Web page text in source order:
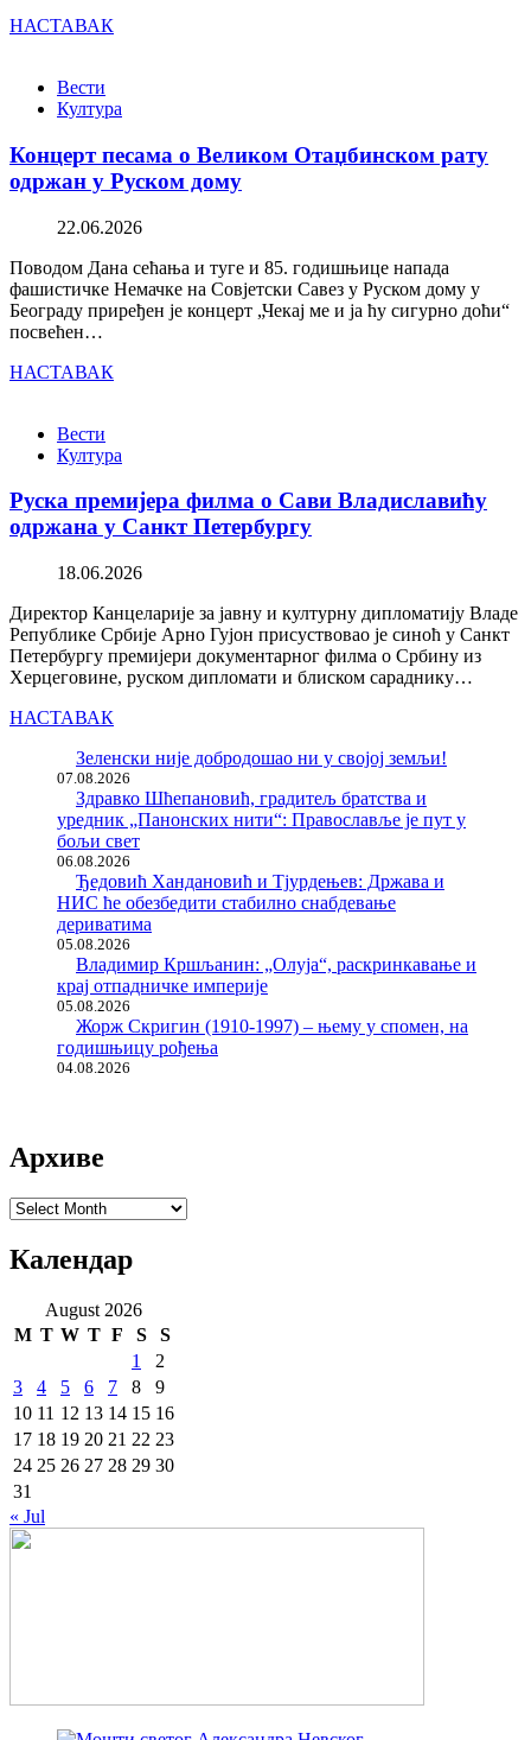
НАСТАВАК
Вести
Култура
Концерт песама о Великом Отаџбинском рату
одржан у Руском дому
22.06.2026
Поводом Дана сећања и туге и 85. годишњице напада
фашистичке Немачке на Совјетски Савез у Руском дому у
Београду приређен је концерт „Чекај ме и ја ћу сигурно доћи“
посвећен…
НАСТАВАК
Вести
Култура
Руска премијера филма о Сави Владиславићу
одржана у Санкт Петербургу
18.06.2026
Директор Канцеларије за јавну и културну дипломатију Владе
Републике Србије Арно Гујон присуствовао је синоћ у Санкт
Петербургу премијери документарног филма о Србину из
Херцеговине, руском дипломати и блиском сараднику…
НАСТАВАК
Зеленски није добродошао ни у својој земљи!
07.08.2026
Здравко Шћепановић, градитељ братства и
уредник „Панонских нити“: Православље је пут у
бољи свет
06.08.2026
Ђедовић Хандановић и Тјурдењев: Држава и
НИС ће обезбедити стабилно снабдевање
дериватима
05.08.2026
Владимир Кршљанин: „Олуја“, раскринкавање и
крај отпадничке империје
05.08.2026
Жорж Скригин (1910-1997) – њему у спомен, на
годишњицу рођења
04.08.2026
Архиве
Архиве
Календар
August 2026
M T W T F S
S
1
2
3
4 5 6 7 8
9
10 11 12 13 14 15 16
17 18 19 20 21 22 23
24 25 26 27 28 29 30
31
« Jul